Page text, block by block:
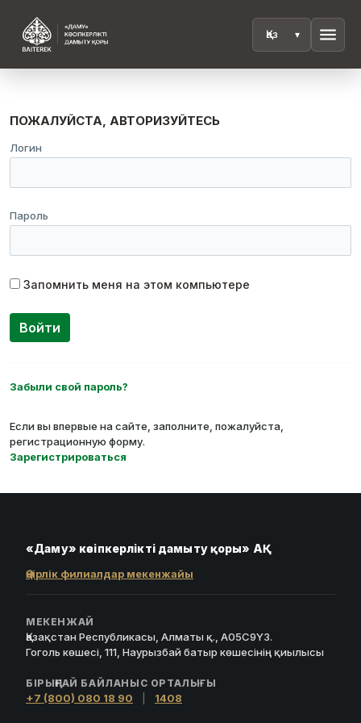
menu
ПОЖАЛУЙСТА, АВТОРИЗУЙТЕСЬ
Логин
Пароль
Запомнить меня на этом компьютере
Забыли свой пароль?
Если вы впервые на сайте, заполните, пожалуйста,
регистрационную форму.
Зарегистрироваться
«Даму» кәсіпкерлікті дамыту қоры» АҚ
Өңірлік филиалдар мекенжайы
МЕКЕНЖАЙ
Қазақстан Республикасы, Алматы қ., A05C9Y3.
Гоголь көшесі, 111, Наурызбай батыр көшесінің қиылысы
БІРЫҢҒАЙ БАЙЛАНЫС ОРТАЛЫҒЫ
+7 (800) 080 18 90 1408